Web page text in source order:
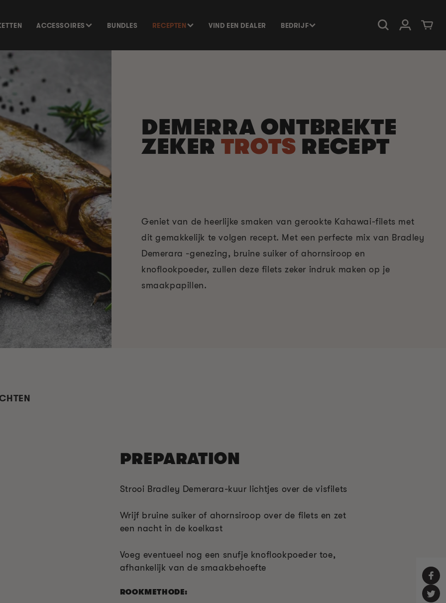
ACCESSOIRES BUNDLES RECEPTEN VIND EEN DEALER BEDRIJF Inloggen
DEMERRA ONTBREKTE
ZEKER TROTS RECEPT
Geniet van de heerlijke smaken van gerookte Kahawai-filets met
dit gemakkelijk te volgen recept. Met een perfecte mix van Bradley
Demerara -genezing, bruine suiker of ahornsiroop en
knoflookpoeder, zullen deze filets zeker indruk maken op je
smaakpapillen.
PREPARATION
Strooi Bradley Demerara-kuur lichtjes over de visfilets
Wrijf bruine suiker of ahornsiroop over de filets en zet
een nacht in de koelkast
Voeg eventueel nog een snufje knoflookpoeder toe,
afhankelijk van de smaakbehoefte
ROOKMETHODE: